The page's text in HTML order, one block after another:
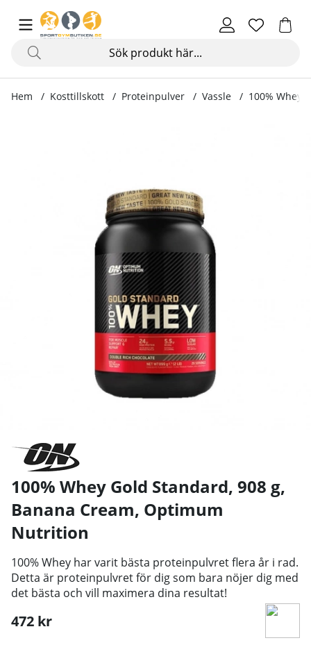
Hem Kosttillskott Proteinpulver Vassle 100% Whey
100% Whey Gold Standard, 908 g,
Banana Cream, Optimum
Nutrition
100% Whey har varit bästa proteinpulvret flera år i rad.
Detta är proteinpulvret för dig som bara nöjer dig med
det bästa och vill maximera dina resultat!
472 kr